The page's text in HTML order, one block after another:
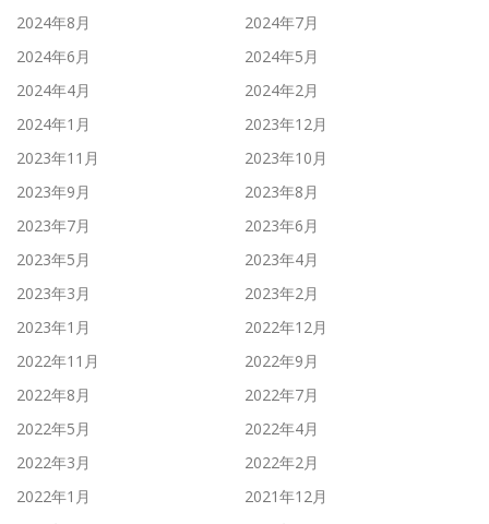
2024年8月
2024年7月
2024年6月
2024年5月
2024年4月
2024年2月
2024年1月
2023年12月
2023年11月
2023年10月
2023年9月
2023年8月
2023年7月
2023年6月
2023年5月
2023年4月
2023年3月
2023年2月
2023年1月
2022年12月
2022年11月
2022年9月
2022年8月
2022年7月
2022年5月
2022年4月
2022年3月
2022年2月
2022年1月
2021年12月